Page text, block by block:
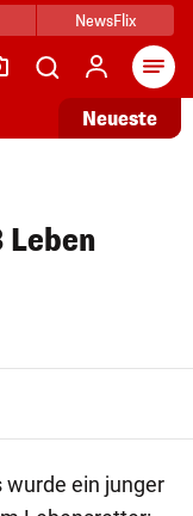
NewsFlix
Neueste
wurde ein junger